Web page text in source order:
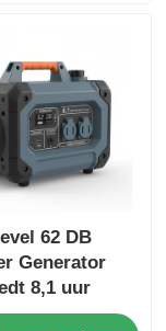
62 DB
Generator
8,1 uur
bij volle